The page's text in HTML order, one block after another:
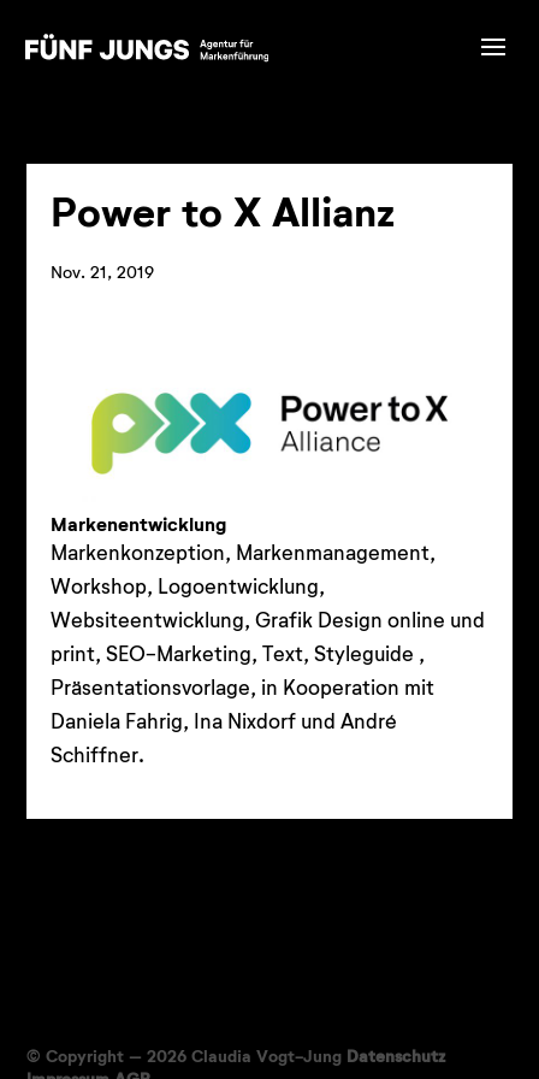
Power to X Allianz
Nov. 21, 2019
Markenentwicklung
Markenkonzeption, Markenmanagement,
Workshop, Logoentwicklung,
Websiteentwicklung, Grafik Design online und
print, SEO-Marketing, Text, Styleguide ,
Präsentationsvorlage, in Kooperation mit
Daniela Fahrig, Ina Nixdorf und André
Schiffner.
© Copyright – 2026 Claudia Vogt-Jung Datenschutz